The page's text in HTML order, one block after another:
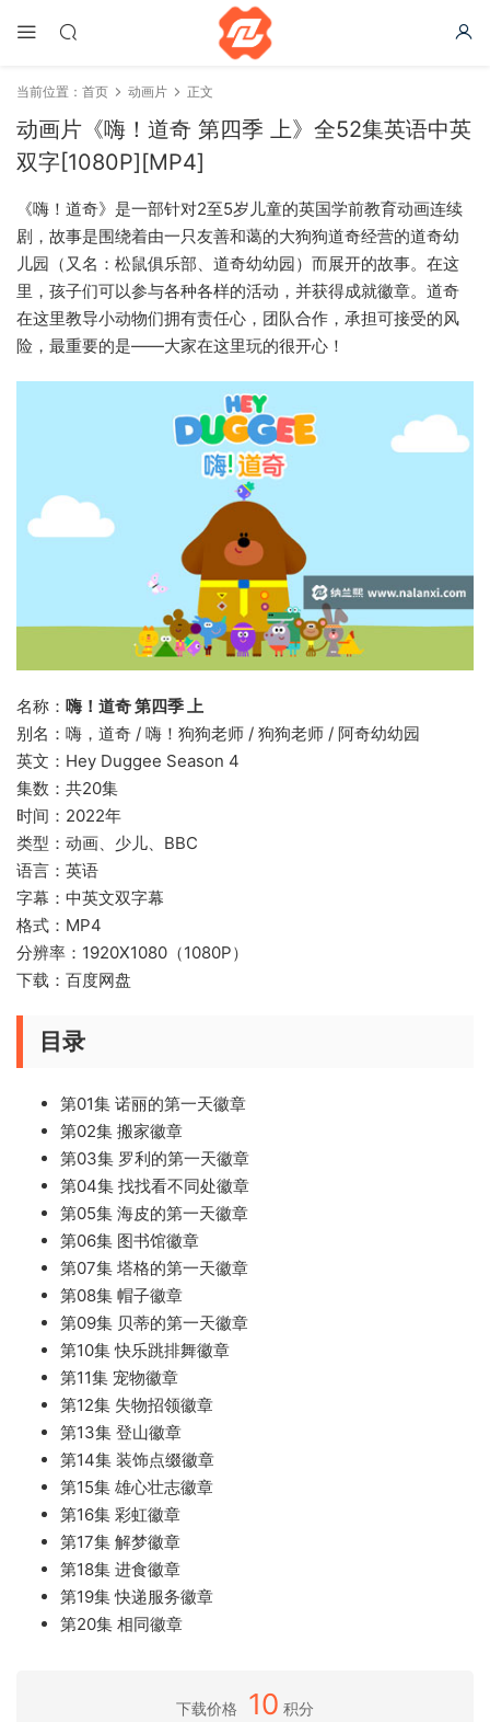
当前位置： 首页 动画片 正文
动画片《嗨！道奇 第四季 上》全52集英语中英
双字[1080P][MP4]
《嗨！道奇》是一部针对2至5岁儿童的英国学前教育动画连续
剧，故事是围绕着由一只友善和蔼的大狗狗道奇经营的道奇幼
儿园（又名：松鼠俱乐部、道奇幼幼园）而展开的故事。在这
里，孩子们可以参与各种各样的活动，并获得成就徽章。道奇
在这里教导小动物们拥有责任心，团队合作，承担可接受的风
险，最重要的是——大家在这里玩的很开心！
名称： 嗨！道奇 第四季 上
别名：嗨，道奇 / 嗨！狗狗老师 / 狗狗老师 / 阿奇幼幼园
英文：Hey Duggee Season 4
集数：共20集
时间：2022年
类型：动画、少儿、BBC
语言：英语
字幕：中英文双字幕
格式：MP4
分辨率：1920X1080（1080P）
下载：百度网盘
目录
第01集 诺丽的第一天徽章
第02集 搬家徽章
第03集 罗利的第一天徽章
第04集 找找看不同处徽章
第05集 海皮的第一天徽章
第06集 图书馆徽章
第07集 塔格的第一天徽章
第08集 帽子徽章
第09集 贝蒂的第一天徽章
第10集 快乐跳排舞徽章
第11集 宠物徽章
第12集 失物招领徽章
第13集 登山徽章
第14集 装饰点缀徽章
第15集 雄心壮志徽章
第16集 彩虹徽章
第17集 解梦徽章
第18集 进食徽章
第19集 快递服务徽章
第20集 相同徽章
下载价格 10 积分